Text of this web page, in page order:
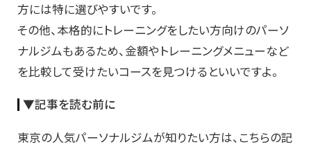
方には特に選びやすいです。
その他、本格的にトレーニングをしたい方向けのパーソ
ナルジムもあるため、金額やトレーニングメニューなど
を比較して受けたいコースを見つけるといいですよ。
▼記事を読む前に
東京の人気パーソナルジムが知りたい方は、こちらの記